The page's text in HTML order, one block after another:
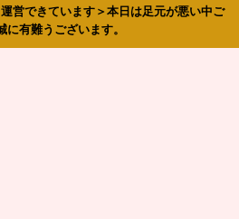
営できています＞本日は足元が悪い中ご
に有難うございます。